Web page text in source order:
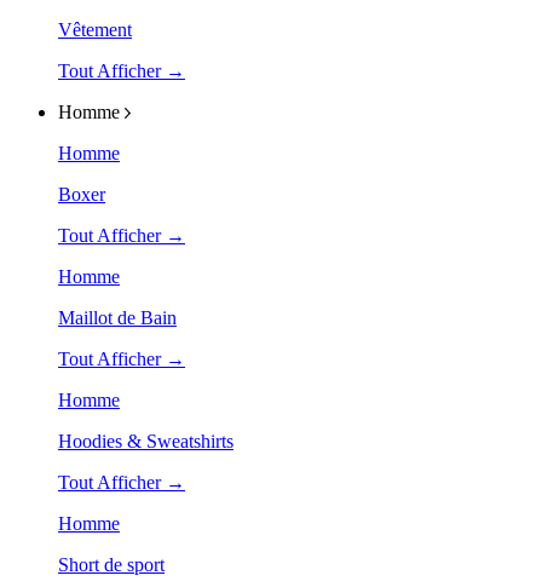
Vêtement
Tout Afficher →
Homme
Homme
Boxer
Tout Afficher →
Homme
Maillot de Bain
Tout Afficher →
Homme
Hoodies & Sweatshirts
Tout Afficher →
Homme
Short de sport